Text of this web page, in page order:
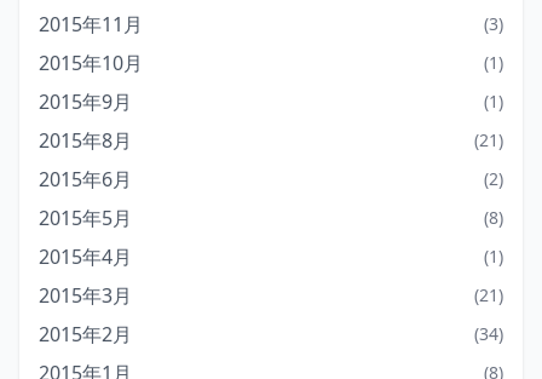
2015年11月 (3)
2015年10月 (1)
2015年9月 (1)
2015年8月 (21)
2015年6月 (2)
2015年5月 (8)
2015年4月 (1)
2015年3月 (21)
2015年2月 (34)
2015年1月 (8)